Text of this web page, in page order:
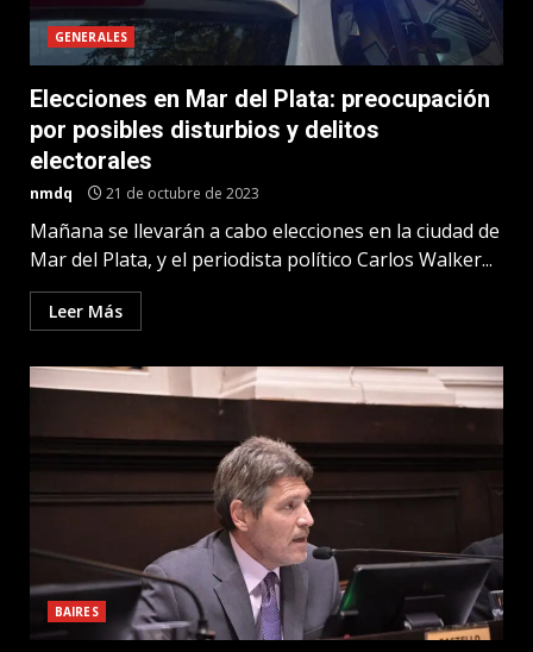
GENERALES
Elecciones en Mar del Plata: preocupación
por posibles disturbios y delitos
electorales
nmdq 21 de octubre de 2023
Mañana se llevarán a cabo elecciones en la ciudad de
Mar del Plata, y el periodista político Carlos Walker...
Leer Más
BAIRES